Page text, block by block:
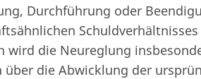
Durchführung oder
wird die Neureglung
über die Abwicklung der